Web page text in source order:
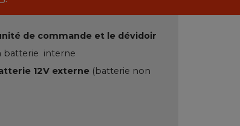
de commande et le dévidoir
batterie interne
12V externe (batterie non